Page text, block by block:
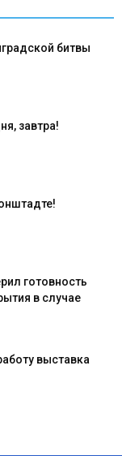
битвы
завтра!
готовность
в случае
выставка